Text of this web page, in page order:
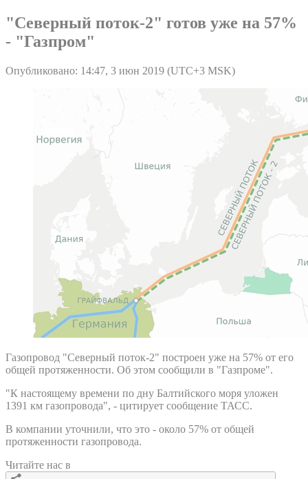
"Северный поток-2" готов уже на 57%
- "Газпром"
Опубликовано: 14:47, 3 июн 2019 (UTC+3 MSK)
Газопровод "Северный поток-2" построен уже на 57% от его
общей протяженности. Об этом сообщили в "Газпроме".
"К настоящему времени по дну Балтийского моря уложен
1391 км газопровода", - цитирует сообщение ТАСС.
В компании уточнили, что это - около 57% от общей
протяженности газопровода.
Читайте нас в